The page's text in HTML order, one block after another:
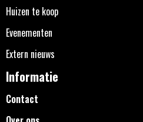
Huizen te koop
Evenementen
Extern nieuws
Informatie
Contact